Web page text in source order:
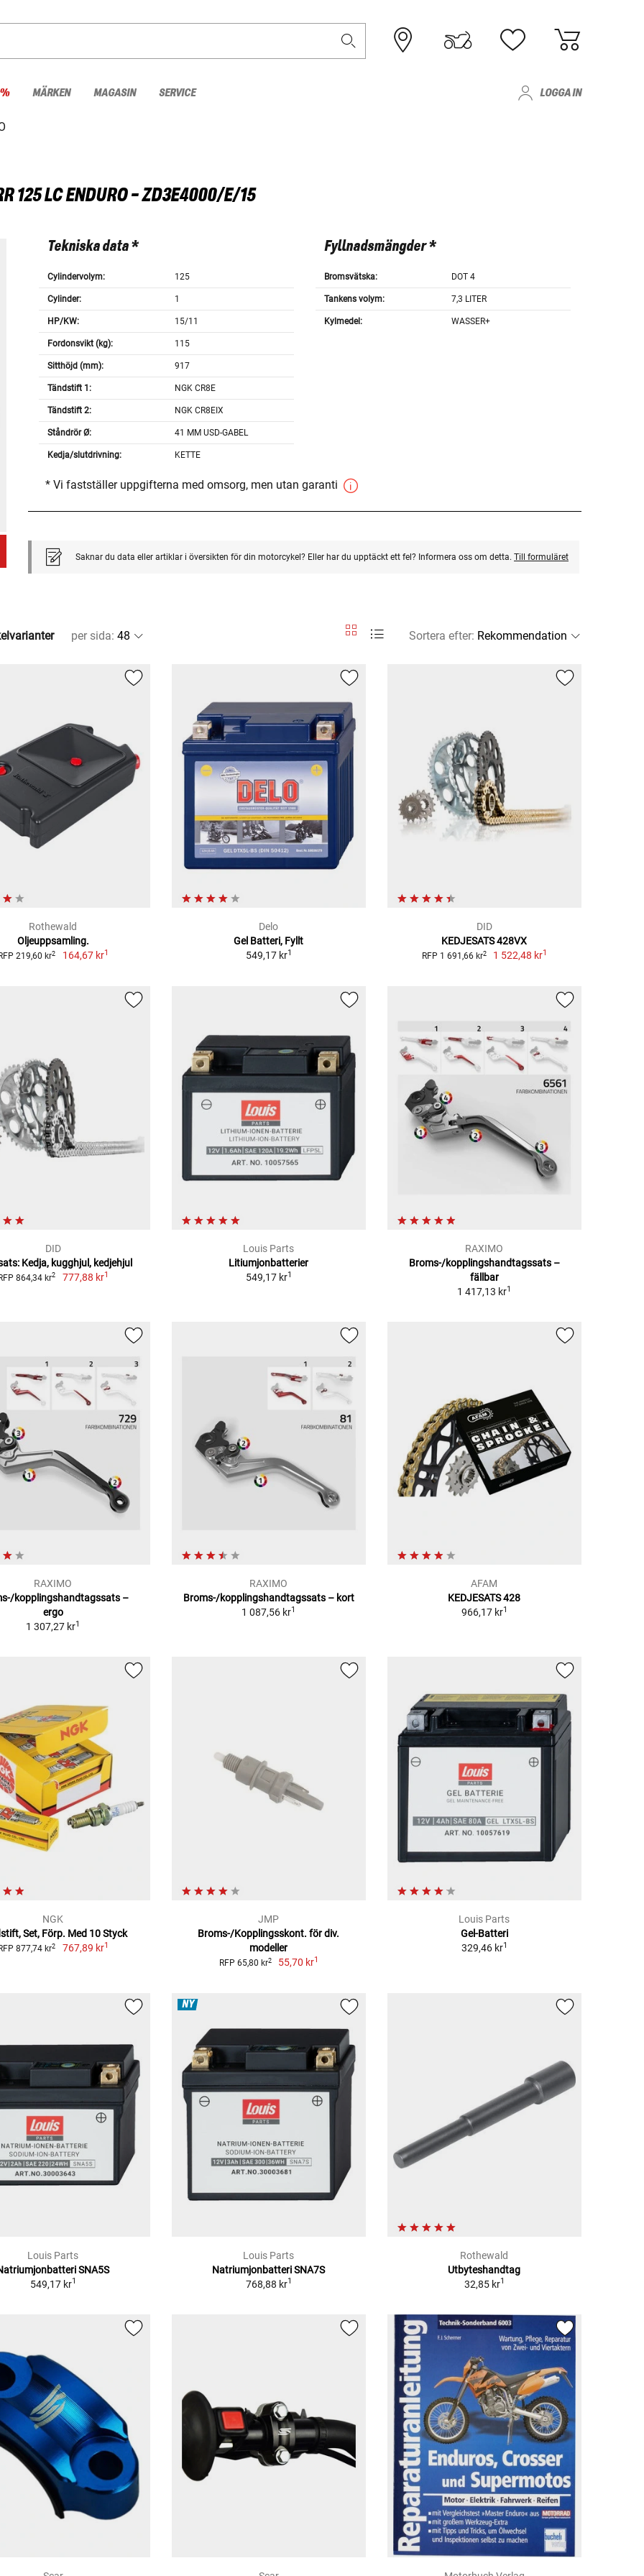
MÄRKEN MAGASIN SERVICE LOGGA IN
125 LC ENDURO - ZD3E4000/E/15
Tekniska data *
Cylindervolym: 125
Cylinder: 1
HP/KW: 15/11
Fordonsvikt (kg): 115
Sitthöjd (mm): 917
Tändstift 1: NGK CR8E
Tändstift 2: NGK CR8EIX
Ståndrör Ø: 41 MM USD-GABEL
Kedja/slutdrivning: KETTE
Fyllnadsmängder *
Bromsvätska: DOT 4
Tankens volym: 7,3 LITER
Kylmedel: WASSER+
* Vi fastställer uppgifterna med omsorg, men utan garanti
Saknar du data eller artiklar i översikten för din motorcykel? Eller har du upptäckt ett fel? Informera oss om detta. Till formuläret
per sida: Sortera efter:
Rothewald
Oljeuppsamling.
219,60 kr2 164,67 kr1
Delo
Gel Batteri, Fyllt
549,17 kr1
DID
KEDJESATS 428VX
RFP 1 691,66 kr2 1 522,48 kr1
DID
Kedja, kugghjul, kedjehjul
864,34 kr2 777,88 kr1
Louis Parts
Litiumjonbatterier
549,17 kr1
RAXIMO
Broms-/kopplingshandtagssats –
fällbar
1 417,13 kr1
RAXIMO
kopplingshandtagssats –
ergo
1 307,27 kr1
RAXIMO
Broms-/kopplingshandtagssats – kort
1 087,56 kr1
AFAM
KEDJESATS 428
966,17 kr1
NGK
Set, Förp. Med 10 Styck
877,74 kr2 767,89 kr1
JMP
Broms-/Kopplingsskont. för div.
modeller
RFP 65,80 kr2 55,70 kr1
Louis Parts
Gel-Batteri
329,46 kr1
Louis Parts
SNA5S
549,17 kr1
NY
Louis Parts
Natriumjonbatteri SNA7S
768,88 kr1
Rothewald
Utbyteshandtag
32,85 kr1